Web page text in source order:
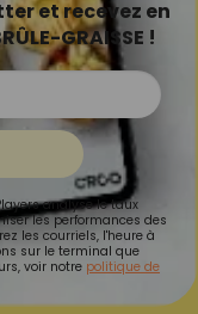
et recevez en
GRAISSE !
analyse le taux
les performances des
les courriels, l'heure à
sur le terminal que
voir notre politique de